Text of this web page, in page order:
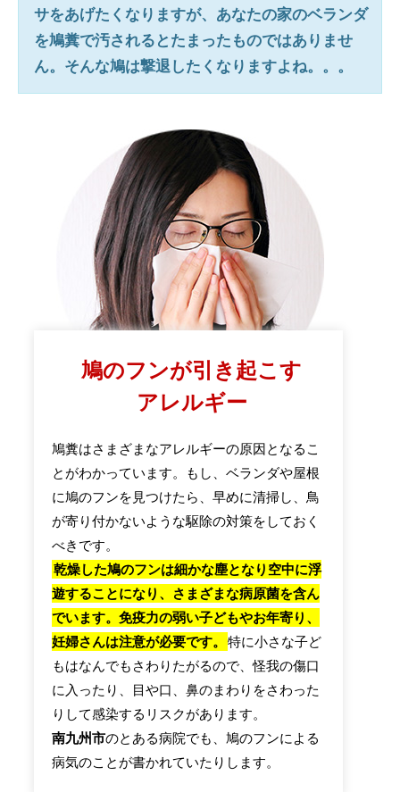
サをあげたくなりますが、あなたの家のベランダ
を鳩糞で汚されるとたまったものではありませ
ん。そんな鳩は撃退したくなりますよね。。。
鳩のフンが引き起こす
アレルギー
鳩糞はさまざまなアレルギーの原因となるこ
とがわかっています。もし、ベランダや屋根
に鳩のフンを見つけたら、早めに清掃し、鳥
が寄り付かないような駆除の対策をしておく
べきです。
乾燥した鳩のフンは細かな塵となり空中に浮
遊することになり、さまざまな病原菌を含ん
でいます。免疫力の弱い子どもやお年寄り、
妊婦さんは注意が必要です。
特に小さな子ど
もはなんでもさわりたがるので、怪我の傷口
に入ったり、目や口、鼻のまわりをさわった
りして感染するリスクがあります。
南九州市のとある病院でも、鳩のフンによる
病気のことが書かれていたりします。